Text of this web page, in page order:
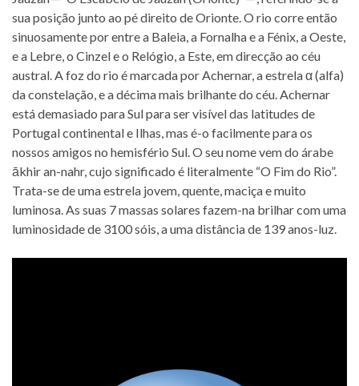
sua posição junto ao pé direito de Orionte. O rio corre então
sinuosamente por entre a Baleia, a Fornalha e a Fénix, a Oeste,
e a Lebre, o Cinzel e o Relógio, a Este, em direcção ao céu
austral. A foz do rio é marcada por Achernar, a estrela α (alfa)
da constelação, e a décima mais brilhante do céu. Achernar
está demasiado para Sul para ser visível das latitudes de
Portugal continental e Ilhas, mas é-o facilmente para os
nossos amigos no hemisfério Sul. O seu nome vem do árabe
ākhir an-nahr, cujo significado é literalmente “O Fim do Rio”.
Trata-se de uma estrela jovem, quente, maciça e muito
luminosa. As suas 7 massas solares fazem-na brilhar com uma
luminosidade de 3100 sóis, a uma distância de 139 anos-luz.